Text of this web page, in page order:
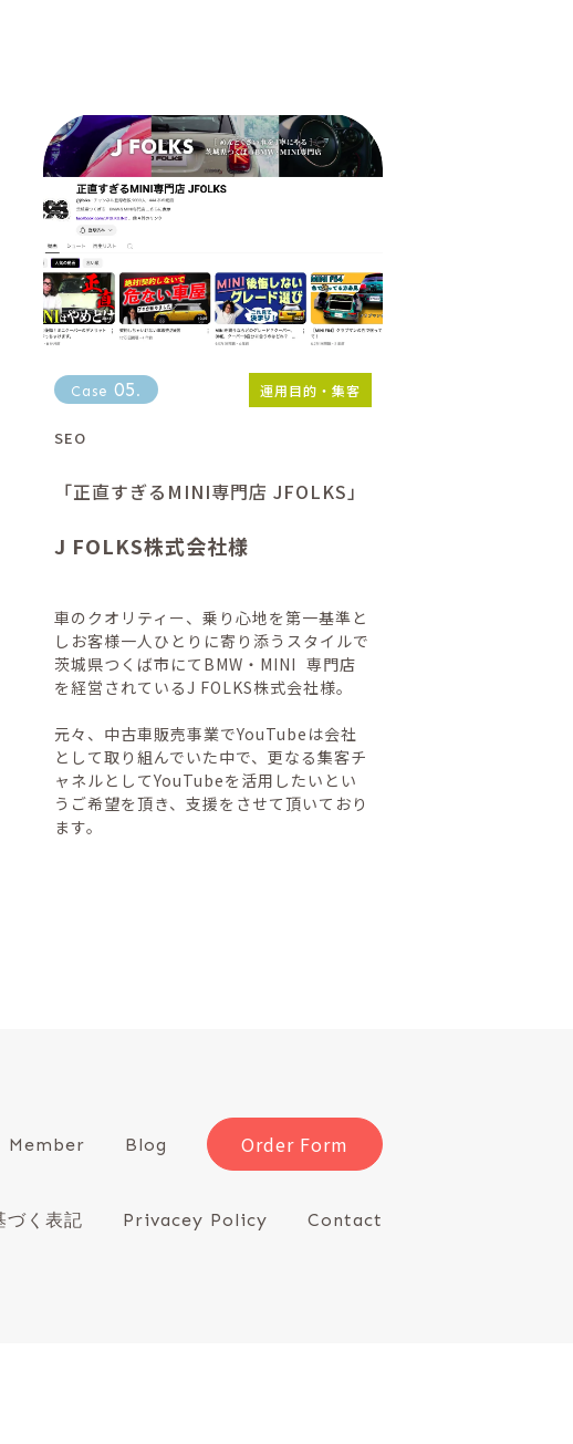
Case05 . 運用目的・集客
SEO
「正直すぎるMINI専門店 JFOLKS」
J FOLKS株式会社様
車のクオリティー、乗り心地を第一基準と
しお客様一人ひとりに寄り添うスタイルで
茨城県つくば市にてBMW・MINI 専門店
を経営されているJ FOLKS株式会社様。
元々、中古車販売事業でYouTubeは会社
として取り組んでいた中で、更なる集客チ
ャネルとしてYouTubeを活用したいとい
うご希望を頂き、支援をさせて頂いており
ます。
Member Blog Order Form
づく表記 Privacey Policy Contact